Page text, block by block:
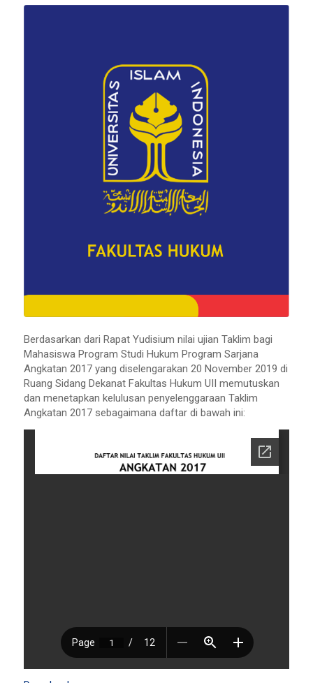
Berdasarkan dari Rapat Yudisium nilai ujian Taklim bagi
Mahasiswa Program Studi Hukum Program Sarjana
Angkatan 2017 yang diselengarakan 20 November 2019 di
Ruang Sidang Dekanat Fakultas Hukum UII memutuskan
dan menetapkan kelulusan penyelenggaraan Taklim
Angkatan 2017 sebagaimana daftar di bawah ini: